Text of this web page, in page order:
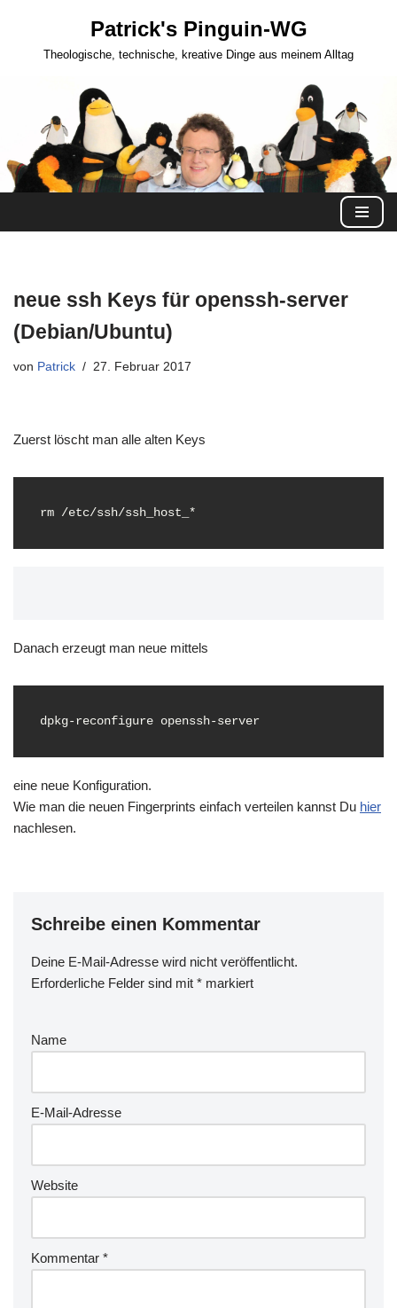
Patrick's Pinguin-WG
Theologische, technische, kreative Dinge aus meinem Alltag
neue ssh Keys für openssh-server
(Debian/Ubuntu)
von Patrick 27. Februar 2017
Zuerst löscht man alle alten Keys
rm /etc/ssh/ssh_host_*
Danach erzeugt man neue mittels
dpkg-reconfigure openssh-server
eine neue Konfiguration.
Wie man die neuen Fingerprints einfach verteilen kannst Du hier
nachlesen.
Schreibe einen Kommentar
Deine E-Mail-Adresse wird nicht veröffentlicht.
Erforderliche Felder sind mit * markiert
Name
E-Mail-Adresse
Website
Kommentar *